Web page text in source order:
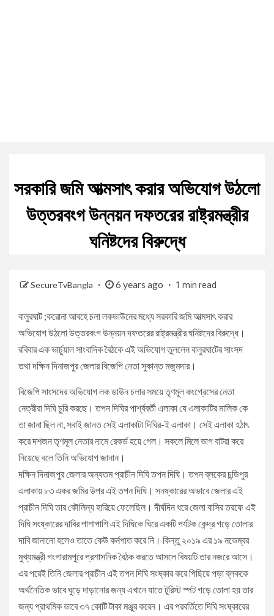
সরকারি জমি আত্মসাৎ করার অভিযোগ উঠলো
উত্তরবংগ উন্নয়ন দফতরের রাষ্ট্রমন্ত্রীর
ঘনিষ্টদের বিরুদ্ধে
SecureTvBangla 6 years ago 1 min read
বালুরঘাট ;করোনা আবহে চলা লকডাউনের মধ্যে সরকারি জমি আত্মসাৎ করার
অভিযোগ উঠলো উত্তরবংগ উন্নয়ন দফতরের রাষ্ট্রমন্ত্রীর ঘনিষ্টদের বিরুদ্ধে।
রবিবার এক ভার্চুয়াল সাংবাদিক বৈঠকে এই অভিযোগ তুললেন বালুরঘাটের সাংসদ
তথা দক্ষিন দিনাজপুর জেলার বিজেপি নেতা সুকান্ত মজুমদার।
বিজেপি সাংসদের অভিযোগ লক ডাউন চলার সময়ে তৃণমূল কংগ্রেসের নেতা
নেত্রীরা দিঘি চুরি করছে। তপন দিঘির পার্শ্ববর্তী এলাকা যে এলাকাটির মালিক কে
তা জানা ছিল না, সবাই জানত সেই এলাকাটা দিঘির-ই এলাকা। সেই এলাকা হঠাৎ
করে দশজন তৃণমূল নেতার নামে রেকর্ড হয়ে গেল। সকলে মিলে ভাগ বাটরা করে
নিয়েছে বলে তিনি অভিযোগ জানান।
দক্ষিন দিনাজপুর জেলার অন্যতম প্রাচীন দিঘি তপন দিঘি। তপন ব্লকের চন্ডিপুর
এলাকায় ৮৩ একর জমির উপর এই তপন দিঘি। সনষ্কারের অভাবে জেলার এই
প্রাচীন দিঘি তার কৌলিন্য হারিয়ে ফেলেছিল। দীর্ঘদিন ধরে জেলা বাসির তরফে এই
দিঘি সংষ্কারের দাবির পাশাপাশি এই দিঘিকে ঘিরে একটি পর্যটক কেন্দ্র গড়ে তোলার
দাবি জানানো হলেও তাতে কেউ কর্নপাত করে নি। কিন্তু ২০১৯ এর ১৯ নভেম্বর
মুখ্যমন্ত্রী গংগারামপুরে প্রশাসনিক বৈঠক করতে আসলে বিষয়টি তার নজরে আসে।
এর পরেই তিনি জেলার প্রাচীন এই তপন দিঘি সংষ্কার করে পিছিয়ে পড়া ব্লককে
অর্থনৈতিক ভাবে ঘুড়ে দাড়ানোর জন্য এখানে যাতে টুরিস্ট স্পট গড়ে তোলা হয় তার
জন্য প্রাথমিক ভাবে ৩৭ কোটি টাকা মঞ্জুর করেন। এর পরবর্তিতে দিঘি সংষ্কারের